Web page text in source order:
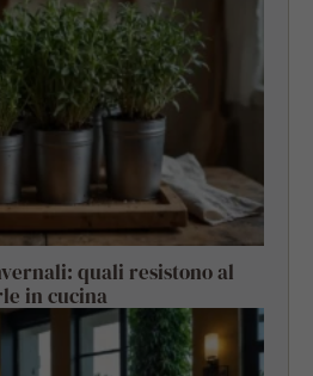
quali resistono al
in cucina